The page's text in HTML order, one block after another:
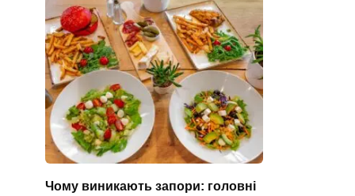
Чому виникають запори: головні